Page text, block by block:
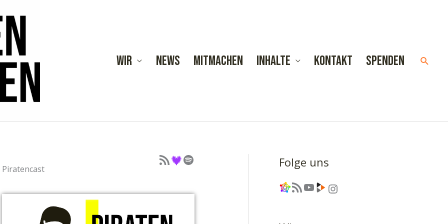
Wir News Mitmachen Inhalte Kontakt Spenden
Piratencast
Podcast als Feed Podcast auf Deezer Podcast auf Spotify Folge uns
Link RSS-Feed YouTube Link Instagram